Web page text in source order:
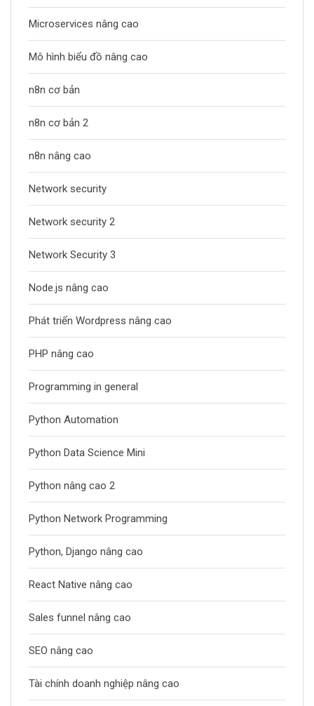
Microservices nâng cao
Mô hình biểu đồ nâng cao
n8n cơ bản
n8n cơ bản 2
n8n nâng cao
Network security
Network security 2
Network Security 3
Node.js nâng cao
Phát triển Wordpress nâng cao
PHP nâng cao
Programming in general
Python Automation
Python Data Science Mini
Python nâng cao 2
Python Network Programming
Python, Django nâng cao
React Native nâng cao
Sales funnel nâng cao
SEO nâng cao
Tài chính doanh nghiệp nâng cao